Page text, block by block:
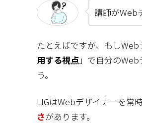
講師がWeb
たとえばですが、もし
用する視点 」で自分の
う。
LIGはWebデザイナーを常
さがあります。